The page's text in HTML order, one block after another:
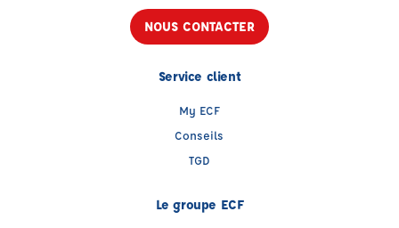
NOUS CONTACTER
Service client
My ECF
Conseils
TGD
Le groupe ECF